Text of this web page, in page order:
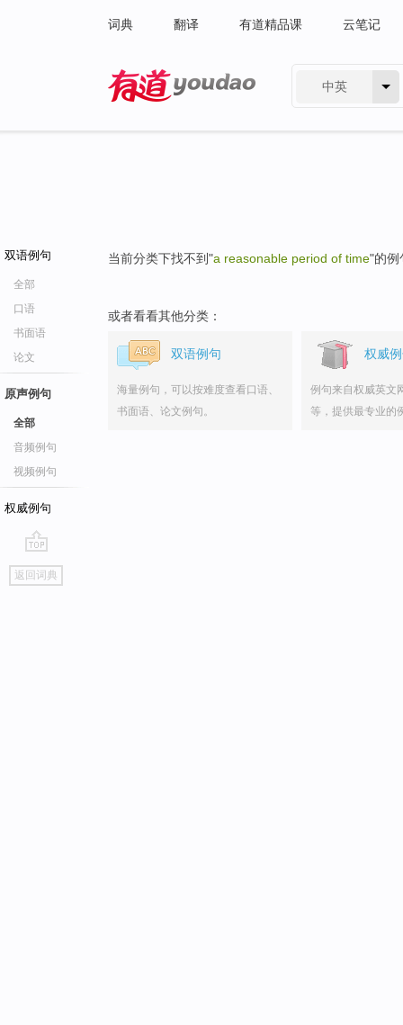
词典 翻译 有道精品课 云笔记
中英
双语例句
全部
口语
书面语
论文
原声例句
全部
音频例句
视频例句
权威例句
go
top
返回词典
当前分类下找不到"a reasonable period of time"的例
或者看看其他分类：
双语例句
海量例句，可以按难度查看口语、
书面语、论文例句。
权威
例句来自权威英文
等，提供最专业的